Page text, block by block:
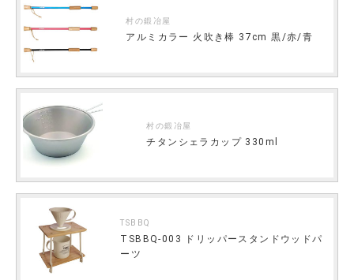
村の鍛冶屋
アルミカラー 火吹き棒 37cm 黒/赤/青
村の鍛冶屋
チタンシェラカップ 330ml
TSBBQ
TSBBQ-003 ドリッパースタンドウッドパ
ーツ